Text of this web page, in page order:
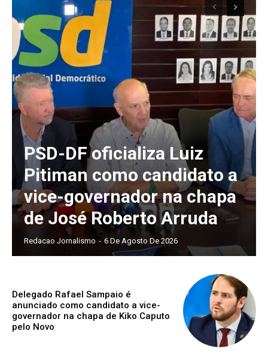
PSD-DF oficializa Luiz
Pitiman como candidato a
vice-governador na chapa
de José Roberto Arruda
Redacao Jornalismo - 6 De Agosto De 2026
Delegado Rafael Sampaio é
anunciado como candidato a vice-
governador na chapa de Kiko Caputo
pelo Novo